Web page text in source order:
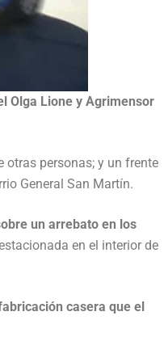
Olga Lione y Agrimensor
otras personas; y un frente
General San Martín.
un arrebato en los
en el interior de
casera que el